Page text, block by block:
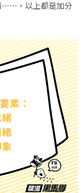
⋯⋯，以上都是加分